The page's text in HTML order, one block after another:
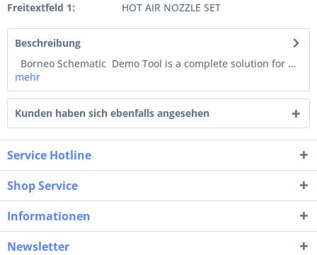
Freitextfeld 1:
HOT AIR NOZZLE SET
Beschreibung
Borneo Schematic Demo Tool is a complete solution for ...
mehr
Kunden haben sich ebenfalls angesehen
Service Hotline
Shop Service
Informationen
Newsletter